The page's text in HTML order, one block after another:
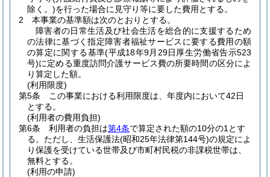
除く。)を行った場合に見守り等に要した費用とする。
2
本事業の基準額は次のとおりとする。
障害者の日常生活及び社会生活を総合的に支援するため
の法律に基づく指定障害者福祉サービスに要する費用の額
の算定に関する基準(平成18年9月29日厚生労働省告示523
号)に定める重度訪問介護サービス費の所要時間の区分によ
り算定した額。
(利用限度)
第5条
この事業における利用限度は、年度内において42日
とする。
(利用者の費用負担)
第6条
利用者の負担は第4条で算定された額の10分の1とす
る。 ただし、生活保護法(昭和25年法律第144号)の規定によ
り保護を受けている世帯及び市町村民税の非課税世帯は、
無料とする。
(利用の申請)